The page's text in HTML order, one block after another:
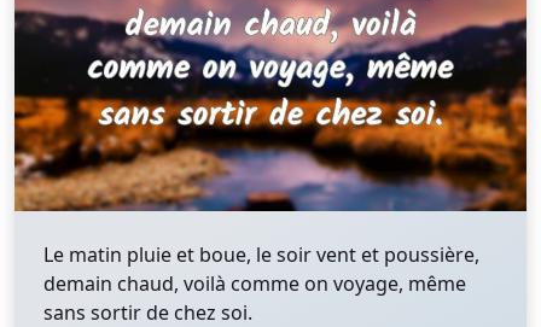
Le matin pluie et boue, le soir vent et poussière,
demain chaud, voilà comme on voyage, même
sans sortir de chez soi.